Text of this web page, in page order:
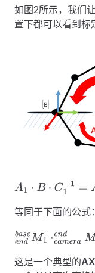
如图2所示，我们
置下都可以看到标
A1⋅B C1
等同于下面的公式：
end bas eM1⋅ er
这是一个典型的